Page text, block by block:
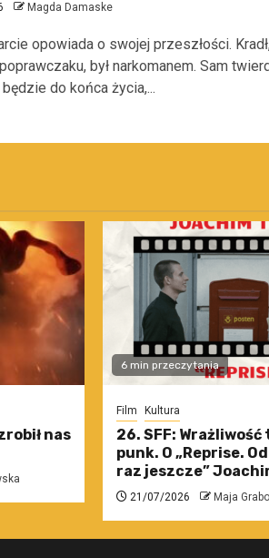
Magda Damaske
opowiada o swojej przeszłości.
był narkomanem. Sam
do końca życia,...
nas
6 min przeczytania
Film Kultura
26. SFF: Wrażliwość
punk. O „Reprise.
raz jeszcze”
21/07/2026 Maja